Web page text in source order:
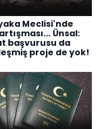
Meclisi'nde
Ünsal:
başvurusu da
proje de yok!